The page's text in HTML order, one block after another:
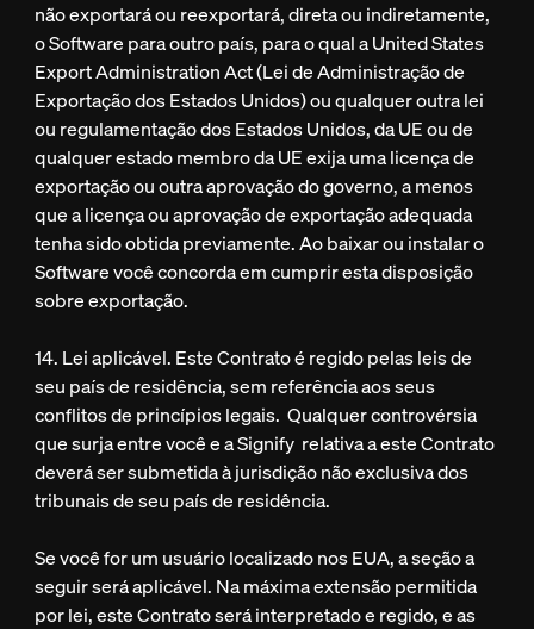
não exportará ou reexportará, direta ou indiretamente,
o Software para outro país, para o qual a United States
Export Administration Act (Lei de Administração de
Exportação dos Estados Unidos) ou qualquer outra lei
ou regulamentação dos Estados Unidos, da UE ou de
qualquer estado membro da UE exija uma licença de
exportação ou outra aprovação do governo, a menos
que a licença ou aprovação de exportação adequada
tenha sido obtida previamente. Ao baixar ou instalar o
Software você concorda em cumprir esta disposição
sobre exportação.
14. Lei aplicável. Este Contrato é regido pelas leis de
seu país de residência, sem referência aos seus
conflitos de princípios legais. Qualquer controvérsia
que surja entre você e a Signify relativa a este Contrato
deverá ser submetida à jurisdição não exclusiva dos
tribunais de seu país de residência.
Se você for um usuário localizado nos EUA, a seção a
seguir será aplicável. Na máxima extensão permitida
por lei, este Contrato será interpretado e regido, e as